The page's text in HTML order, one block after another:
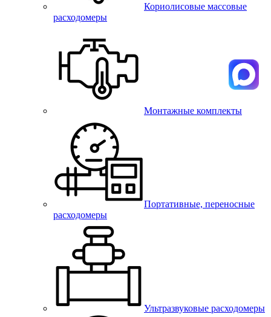
Кориолисовые массовые
расходомеры
Монтажные комплекты
Портативные, переносные
расходомеры
Ультразвуковые расходомеры